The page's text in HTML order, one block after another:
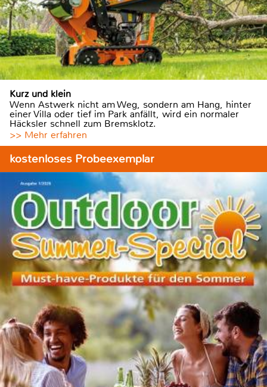
Kurz und klein
Wenn Astwerk nicht am Weg, sondern am Hang, hinter
einer Villa oder tief im Park anfällt, wird ein normaler
Häcksler schnell zum Bremsklotz.
>> Mehr erfahren
kostenloses Probeexemplar